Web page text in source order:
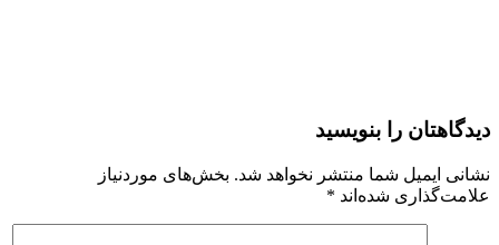
دیدگاهتان را بنویسید
نشانی ایمیل شما منتشر نخواهد شد. بخش‌های موردنیاز
علامت‌گذاری شده‌اند *